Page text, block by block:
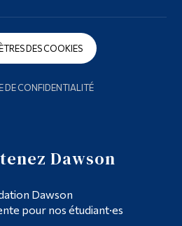
DES COOKIES
DE CONFIDENTIALITÉ
Dawson
Dawson
pour nos étudiant·es